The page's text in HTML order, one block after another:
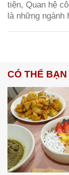
tiện, Quan hệ
là những ngành
CÓ THỂ